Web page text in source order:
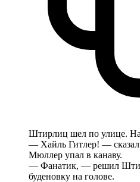
Штирлиц шел по улице.
— Хайль Гитлер! — сказал
Мюллер упал в канаву.
— Фанатик, — решил
буденовку на голове.